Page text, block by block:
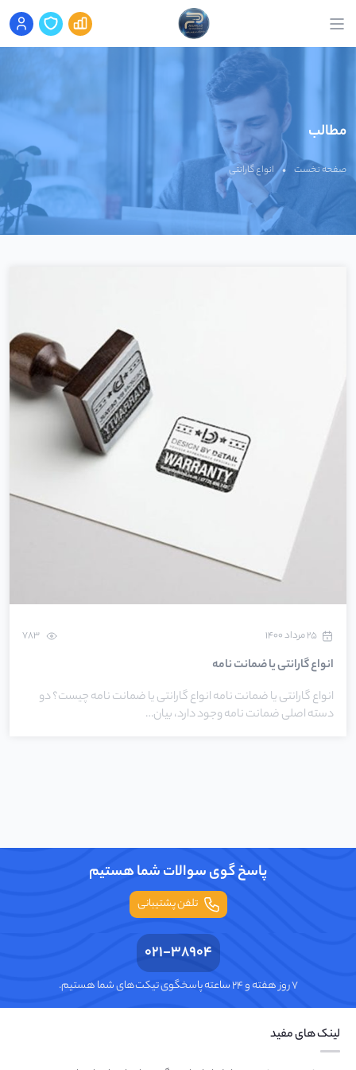
مطالب
صفحه نخست • انواع گارانتی
۲۵ مرداد ۱۴۰۰
انواع گارانتی یا ضمانت نامه
انواع گارانتی یا ضمانت نامه انواع گارانتی یا ضمانت نامه چیست؟ دو
دسته اصلی ضمانت نامه وجود دارد، بیان…
پاسخ گوی سوالات شما هستیم
تلفن پشتیبانی
021-38904
۷ روز هفته و ۲۴ ساعته پاسخگوی تیکت‌های شما هستیم.
لینک های مفید